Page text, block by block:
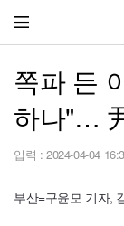
쪽파 든
하나"…
입력 : 2024-04-04
부산=구윤모 기자,